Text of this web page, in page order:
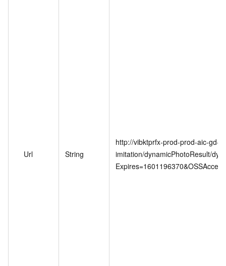
Url String
http://vibktprfx-prod-prod-aic-gd-
imitation/dynamicPhotoResult/